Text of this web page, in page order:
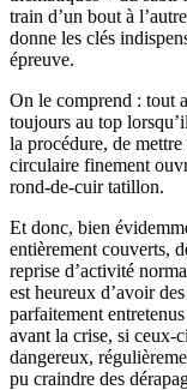
train d’un bout à
donne les clés
épreuve.
On le comprend : tout
toujours au top
la procédure, de mettre
circulaire finement
rond-de-cuir tatillon.
Et donc, bien
entièrement couverts,
reprise d’activité
est heureux d’avoir
parfaitement
avant la crise, si ceux-
dangereux,
pu craindre des